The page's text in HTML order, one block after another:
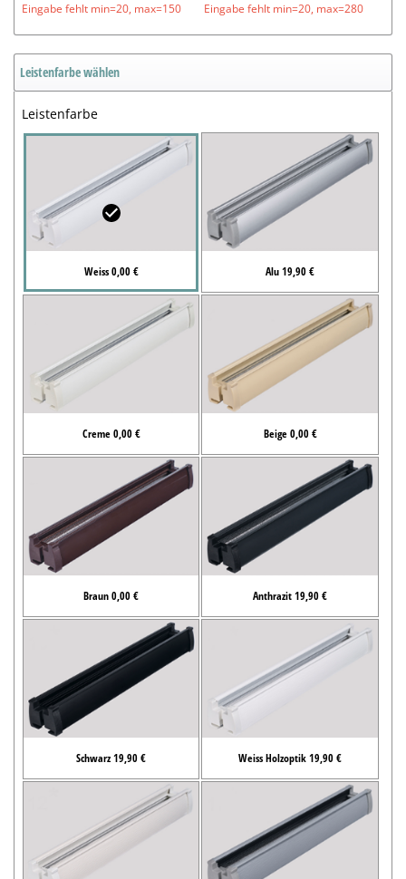
Eingabe fehlt min=20, max=150 Eingabe fehlt min=20, max=280
Leistenfarbe wählen
Leistenfarbe
Weiss 0,00 € Alu 19,90 €
Creme 0,00 € Beige 0,00 €
Braun 0,00 € Anthrazit 19,90 €
Schwarz 19,90 € Weiss Holzoptik 19,90 €